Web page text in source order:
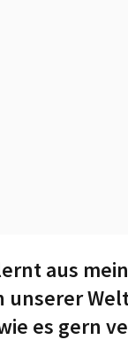
aus
unserer
es gern